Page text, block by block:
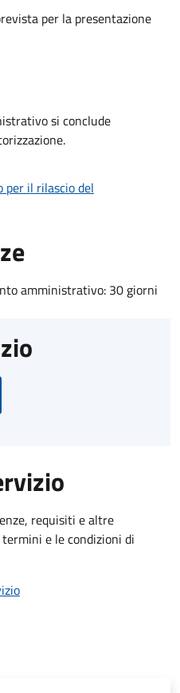
per la presentazione
si conclude
per il rilascio del
amministrativo: 30 giorni
requisiti e altre
e le condizioni di